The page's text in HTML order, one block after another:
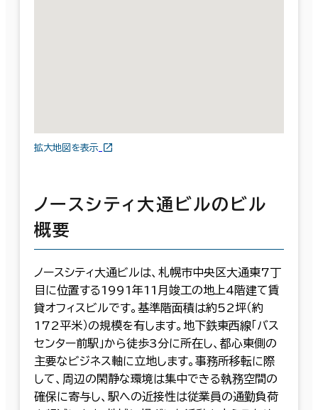
拡大地図を表示
ノースシティ大通ビルのビル
概要
ノースシティ大通ビルは、札幌市中央区大通東7丁
目に位置する1991年11月竣工の地上4階建て賃
貸オフィスビルです。基準階面積は約52坪（約
172平米）の規模を有します。地下鉄東西線「バス
センター前駅」から徒歩3分に所在し、都心東側の
主要なビジネス軸に立地します。事務所移転に際
して、周辺の閑静な環境は集中できる執務空間の
確保に寄与し、駅への近接性は従業員の通勤負荷